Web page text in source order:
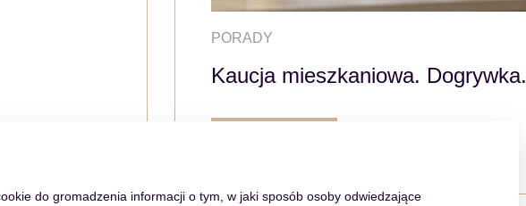
PORADY
Kaucja mieszkaniowa. Dogrywka.
do gromadzenia informacji o tym, w jaki sposób osoby odwiedzające